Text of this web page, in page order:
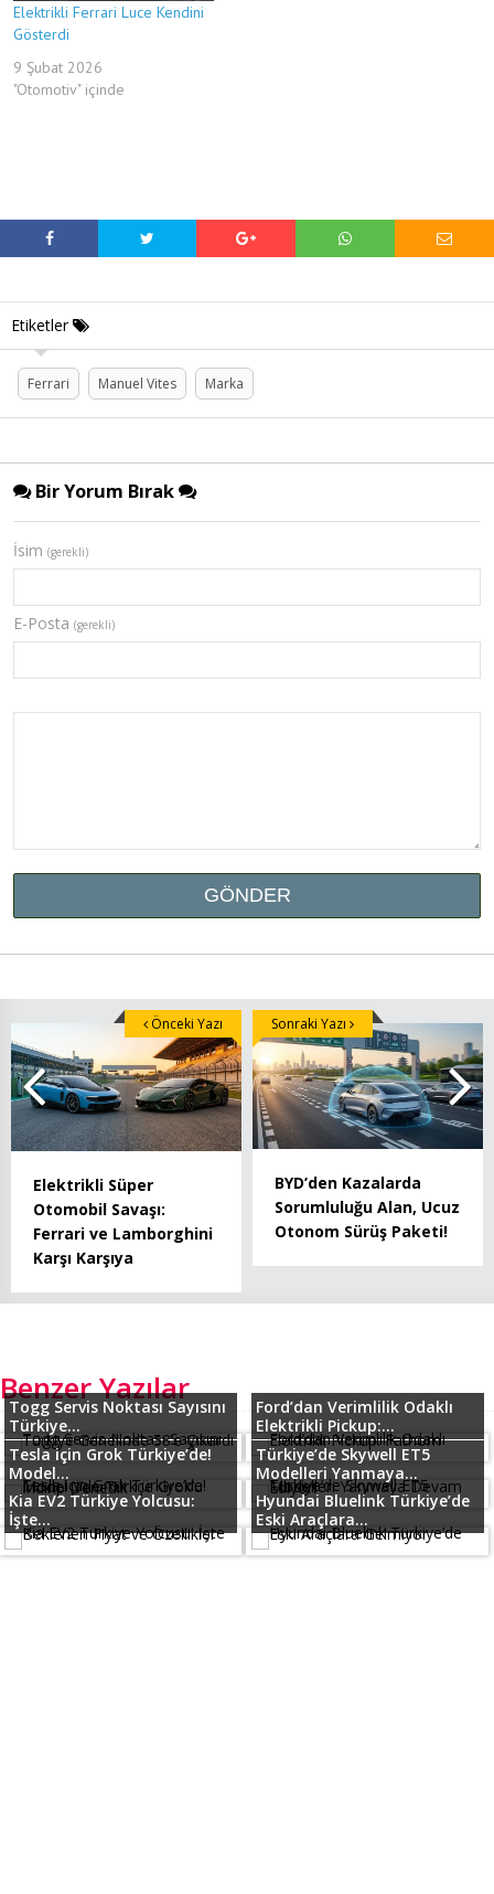
Elektrikli Ferrari Luce Kendini
Gösterdi
9 Şubat 2026
"Otomotiv" içinde
Etiketler
Ferrari Manuel Vites Marka
Bir Yorum Bırak
İsim (gerekli)
E-Posta (gerekli)
Elektrikli Süper
Otomobil Savaşı:
Ferrari ve Lamborghini
Karşı Karşıya
Önceki Yazı
BYD’den Kazalarda
Sorumluluğu Alan, Ucuz
Otonom Sürüş Paketi!
Sonraki Yazı
Benzer Yazılar
Togg Servis Noktası Sayısını
Türkiye...
Ford’dan Verimlilik Odaklı
Elektrikli Pickup:...
Tesla için Grok Türkiye’de!
Model...
Türkiye’de Skywell ET5
Modelleri Yanmaya...
Kia EV2 Türkiye Yolcusu:
İşte...
Hyundai Bluelink Türkiye’de
Eski Araçlara...